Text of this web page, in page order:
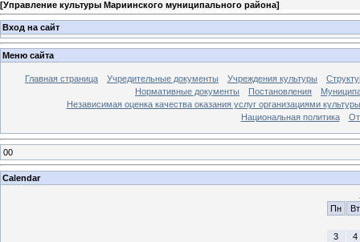
[Управление культуры Мариинского муниципального района]
Вход на сайт
Меню сайта
Главная страница Учредительные документы Учреждения культуры
Нормативные документы
Постановления
Независимая оценка качества оказания услуг организациями культуры
Национальная политика
00
Calendar
Пн
Вт
3
4